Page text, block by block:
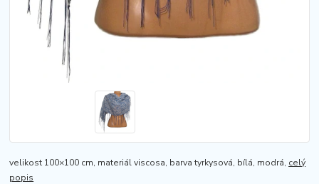
velikost 100×100 cm, materiál viscosa, barva tyrkysová, bílá, modrá, celý
popis